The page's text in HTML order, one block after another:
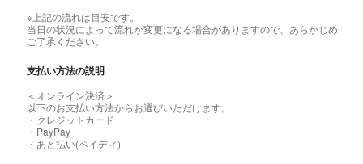
※上記の流れは目安です。
当日の状況によって流れが変更になる場合がありますので、あらかじめ
ご了承ください。
支払い方法の説明
＜オンライン決済＞
以下のお支払い方法からお選びいただけます。
・クレジットカード
・PayPay
・あと払い(ペイディ)